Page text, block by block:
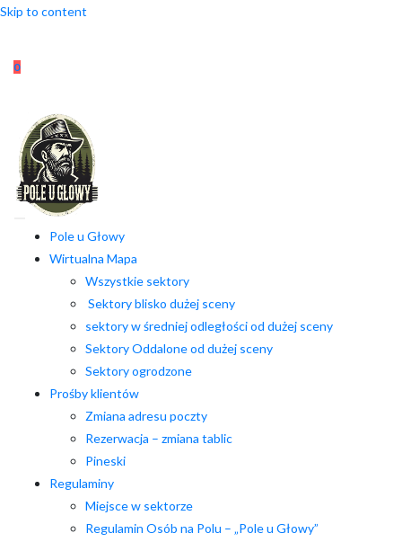
Skip to content
0
Pole u Głowy
Wirtualna Mapa
Wszystkie sektory
Sektory blisko dużej sceny
sektory w średniej odległości od dużej sceny
Sektory Oddalone od dużej sceny
Sektory ogrodzone
Prośby klientów
Zmiana adresu poczty
Rezerwacja – zmiana tablic
Pineski
Regulaminy
Miejsce w sektorze
Regulamin Osób na Polu – „Pole u Głowy”